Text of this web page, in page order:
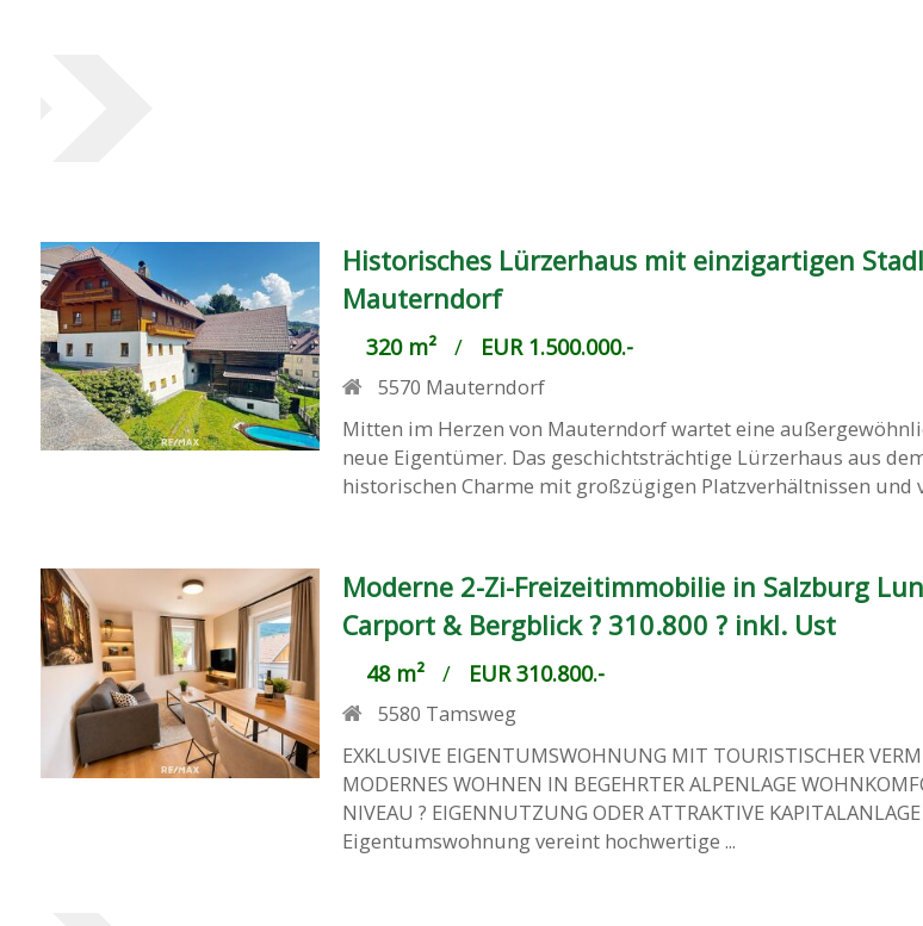
Historisches Lürzerhaus mit einzigartigen
Mauterndorf
320 m²/ EUR 1.500.000.-
5570 Mauterndorf
Mitten im Herzen von Mauterndorf wartet eine
neue Eigentümer. Das geschichtsträchtige Lürzerhaus aus
historischen Charme mit großzügigen Platzverhältnissen und
Moderne 2-Zi-Freizeitimmobilie in Salzburg
Carport & Bergblick ? 310.800 ? inkl. Ust
48 m²/ EUR 310.800.-
5580 Tamsweg
EXKLUSIVE EIGENTUMSWOHNUNG MIT TOURISTISCHER
MODERNES WOHNEN IN BEGEHRTER ALPENLAGE
NIVEAU ? EIGENNUTZUNG ODER ATTRAKTIVE
Eigentumswohnung vereint hochwertige ...